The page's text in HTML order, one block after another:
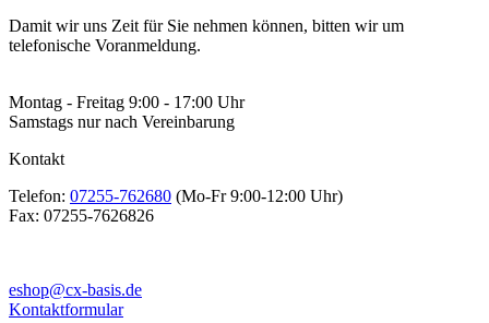
Damit wir uns Zeit für Sie nehmen können, bitten wir um
telefonische Voranmeldung.
Montag - Freitag 9:00 - 17:00 Uhr
Samstags nur nach Vereinbarung
Kontakt
Telefon: 07255-762680 (Mo-Fr 9:00-12:00 Uhr)
Fax: 07255-7626826
eshop@cx-basis.de
Kontaktformular